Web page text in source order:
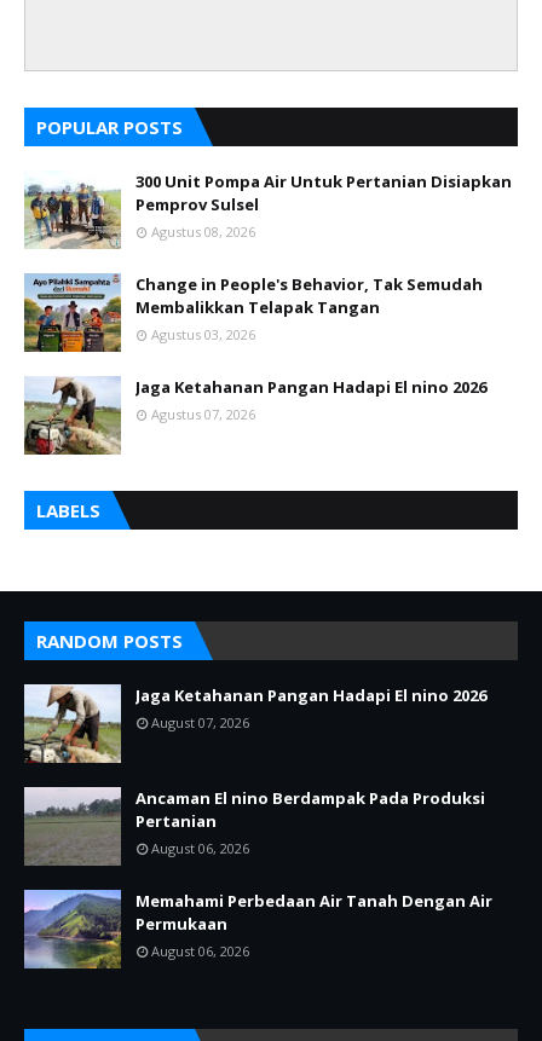
POPULAR POSTS
300 Unit Pompa Air Untuk Pertanian Disiapkan
Pemprov Sulsel
Agustus 08, 2026
Change in People's Behavior, Tak Semudah
Membalikkan Telapak Tangan
Agustus 03, 2026
Jaga Ketahanan Pangan Hadapi El nino 2026
Agustus 07, 2026
LABELS
RANDOM POSTS
Jaga Ketahanan Pangan Hadapi El nino 2026
August 07, 2026
Ancaman El nino Berdampak Pada Produksi
Pertanian
August 06, 2026
Memahami Perbedaan Air Tanah Dengan Air
Permukaan
August 06, 2026